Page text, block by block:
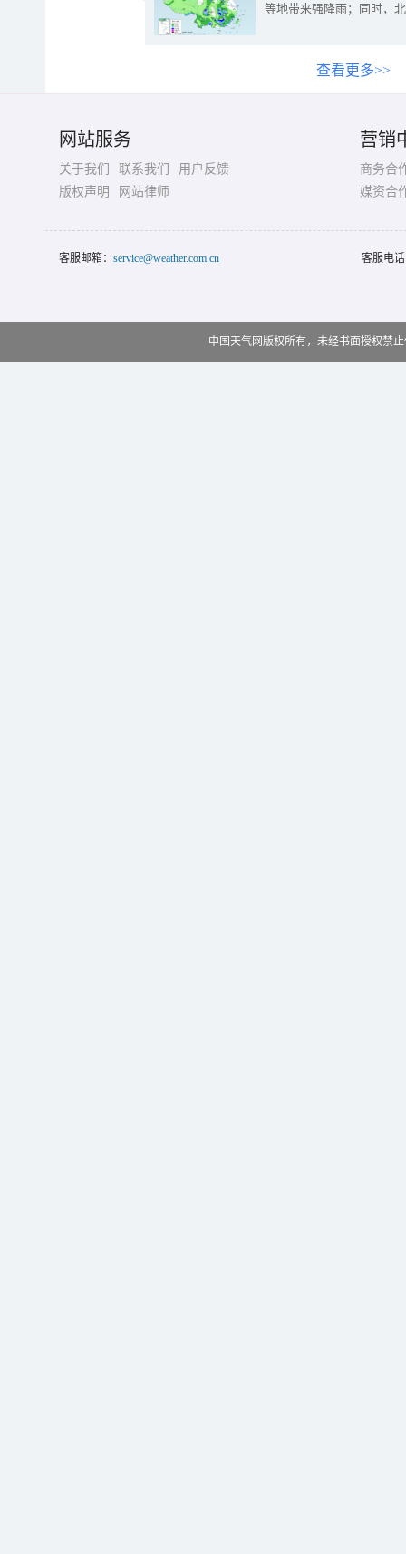
等地带来强降雨；同时，
查看更多>>
网站服务
关于我们 联系我们
用户反馈
版权声明
网站律师
营销
商务合
媒资合
客服邮箱： service@weather.com.cn 客服电
中国天气网版权所有，未经书面授权